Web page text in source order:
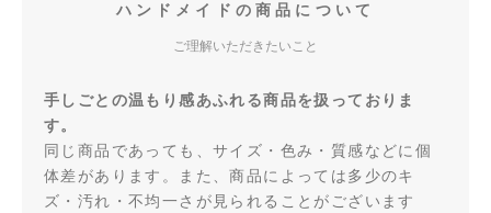
ハンドメイドの商品について
ご理解いただきたいこと
手しごとの温もり感あふれる商品を扱っておりま
す。
同じ商品であっても、サイズ・色み・質感などに個
体差があります。また、商品によっては多少のキ
ズ・汚れ・不均一さが見られることがございます